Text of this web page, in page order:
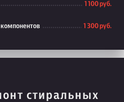
1 100 руб.
1 300 руб.
стиральных